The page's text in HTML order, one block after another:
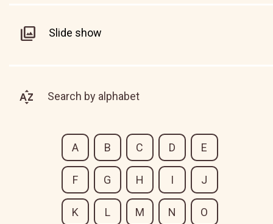
Slide show
Search by alphabet
A B C D E
F G H I J
K L M N O